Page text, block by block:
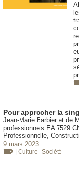
Pour approcher la
Jean-Marie Barbier et de
professionnels EA 7529
Professionnelle,
9 mars 2023
| Culture | Société